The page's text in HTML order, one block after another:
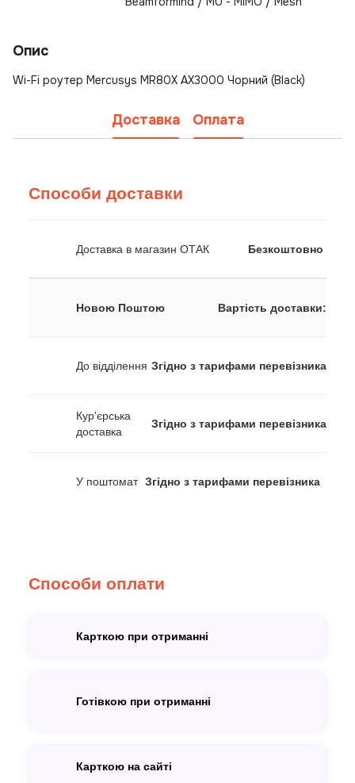
Опис
Wi-Fi роутер Mercusys MR80X AX3000 Чорний (Black)
Доставка Оплата
Способи доставки
Доставка в магазин ОТАК Безкоштовно
Новою Поштою Вартість доставки:
До відділення Згідно з тарифами перевізника
Кур'єрська
доставка
Згідно з тарифами перевізника
У поштомат Згідно з тарифами перевізника
Способи оплати
Карткою при отриманні
Готівкою при отриманні
Карткою на сайті